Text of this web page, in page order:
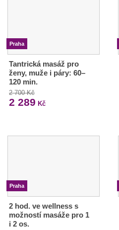
Praha
Tantrická masáž pro
ženy, muže i páry: 60–
120 min.
2 700 Kč
2 289 Kč
Praha
2 hod. ve wellness s
možností masáže pro 1
i 2 os.